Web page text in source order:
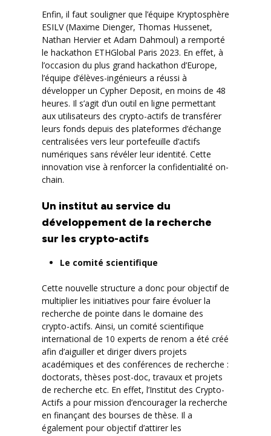
Enfin, il faut souligner que l’équipe Kryptosphère
ESILV (Maxime Dienger, Thomas Hussenet,
Nathan Hervier et Adam Dahmoul) a remporté
le hackathon ETHGlobal Paris 2023. En effet, à
l’occasion du plus grand hackathon d’Europe,
l’équipe d’élèves-ingénieurs a réussi à
développer un Cypher Deposit, en moins de 48
heures. Il s’agit d’un outil en ligne permettant
aux utilisateurs des crypto-actifs de transférer
leurs fonds depuis des plateformes d’échange
centralisées vers leur portefeuille d’actifs
numériques sans révéler leur identité. Cette
innovation vise à renforcer la confidentialité on-
chain.
Un institut au service du
développement de la recherche
sur les crypto-actifs
Le comité scientifique
Cette nouvelle structure a donc pour objectif de
multiplier les initiatives pour faire évoluer la
recherche de pointe dans le domaine des
crypto-actifs. Ainsi, un comité scientifique
international de 10 experts de renom a été créé
afin d’aiguiller et diriger divers projets
académiques et des conférences de recherche :
doctorats, thèses post-doc, travaux et projets
de recherche etc. En effet, l’Institut des Crypto-
Actifs a pour mission d’encourager la recherche
en finançant des bourses de thèse. Il a
également pour objectif d’attirer les